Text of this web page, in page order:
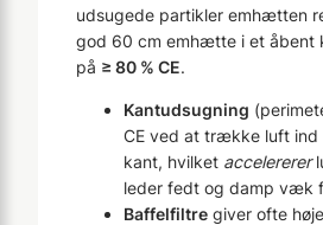
udsugede partikler emhætten
god 60 cm emhætte i et åbent
på ≥ 80 % CE.
Kantudsugning
CE ved at trække luft ind
kant, hvilket accelererer
leder fedt og damp væk
Baffelfiltre giver ofte